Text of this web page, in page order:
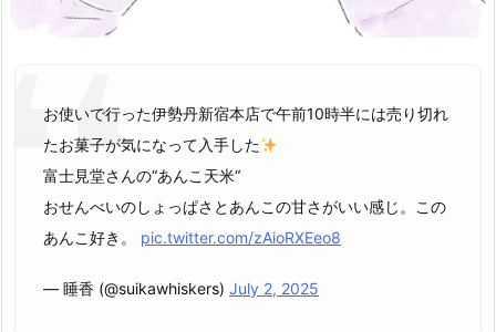
お使いで行った伊勢丹新宿本店で午前10時半には売り切れ
たお菓子が気になって入手した
富士見堂さんの“あんこ天米“
おせんべいのしょっぱさとあんこの甘さがいい感じ。この
あんこ好き。 pic.twitter.com/zAioRXEeo8
— 睡香 (@suikawhiskers) July 2, 2025